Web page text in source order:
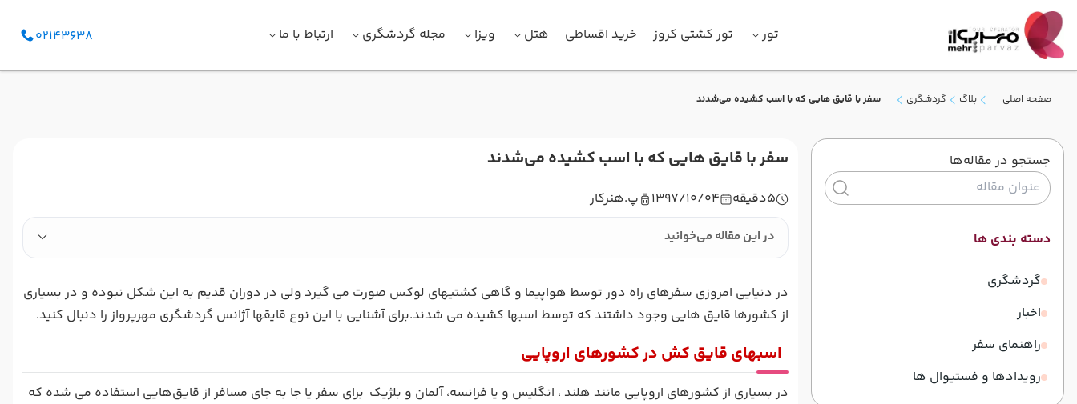
تور تور کشتی کروز خرید اقساطی هتل ویزا مجله گردشگری ارتباط با ما 02143638
صفحه اصلی بلاگ گردشگری سفر با قایق هایی که با اسب کشیده می‌شدند
جستجو در مقاله‌ها
دسته بندی ها
گردشگری
اخبار
راهنمای سفر
رویدادها و فستیوال ها
سفر با قایق هایی که با اسب کشیده می‌شدند
5دقیقه 1397/10/04 پ.هنرکار
در این مقاله می‌خوانید
در دنیایی امروزی سفرهای راه دور توسط هواپیما و گاهی کشتیهای لوکس صورت می گیرد ولی در دوران قدیم به این شکل نبوده و در بسیاری
از کشورها قایق هایی وجود داشتند که توسط اسبها کشیده می شدند.برای آشنایی با این نوع قایقها آژانس گردشگری مهرپرواز را دنبال کنید.
اسبهای قایق کش در کشورهای اروپایی
در بسیاری از کشورهای اروپایی مانند هلند ، انگلیس و یا فرانسه، آلمان و بلژیک برای سفر یا جا به جای مسافر از قایق‌هایی استفاده می شده که